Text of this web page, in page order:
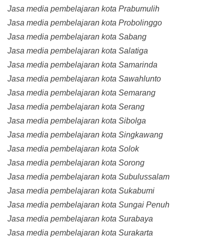
Jasa media pembelajaran kota Prabumulih
Jasa media pembelajaran kota Probolinggo
Jasa media pembelajaran kota Sabang
Jasa media pembelajaran kota Salatiga
Jasa media pembelajaran kota Samarinda
Jasa media pembelajaran kota Sawahlunto
Jasa media pembelajaran kota Semarang
Jasa media pembelajaran kota Serang
Jasa media pembelajaran kota Sibolga
Jasa media pembelajaran kota Singkawang
Jasa media pembelajaran kota Solok
Jasa media pembelajaran kota Sorong
Jasa media pembelajaran kota Subulussalam
Jasa media pembelajaran kota Sukabumi
Jasa media pembelajaran kota Sungai Penuh
Jasa media pembelajaran kota Surabaya
Jasa media pembelajaran kota Surakarta